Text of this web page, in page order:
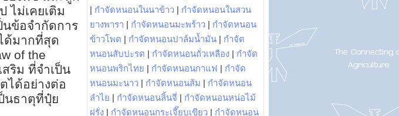
ไม่เคยเติม
นข้อจำกัดการ
ด้มากที่สุด
of the
ริม ที่จำเป็น
ได้อย่างต่อ
นธาตุที่ปุ๋ย
| กำจัดหนอนในนาข้าว | กำจัดหนอนในสวน
ยางพารา | กำจัดหนอนมะพร้าว | กำจัดหนอน
ข้าวโพด | กำจัดหนอนปาล์มน้ำมัน | กำจัด
หนอนสับปะรด | กำจัดหนอนถั่วเหลือง | กำจัด
หนอนพริกไทย | กำจัดหนอนกาแฟ | กำจัด
หนอนมะนาว | กำจัดหนอนส้ม | กำจัดหนอน
ลำไย | กำจัดหนอนลิ้นจี่ | กำจัดหนอนหน่อไม้
ฝรั่ง | กำจัดหนอนกระเจี๊ยบเขียว | กำจัดหนอน